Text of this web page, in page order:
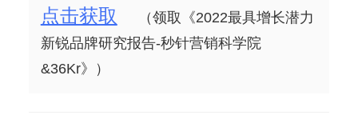
点击获取
（领取《2022最具增长潜力
新锐品牌研究报告-秒针营销科学院
&36Kr》）